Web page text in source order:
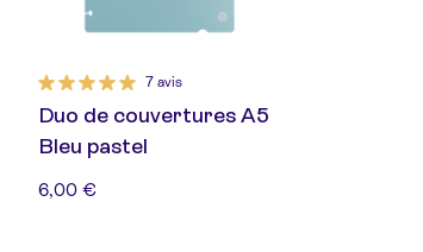
7 avis
Duo de couvertures A5
Bleu pastel
6,00 €